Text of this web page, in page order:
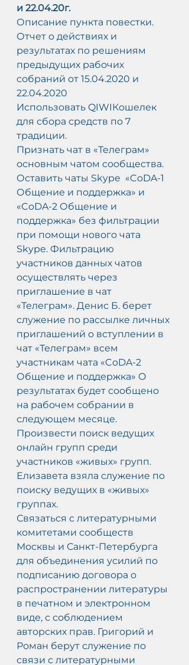
и 22.04.20г.
Описание пункта повестки.
Отчет о действиях и
результатах по решениям
предыдущих рабочих
собраний от 15.04.2020 и
22.04.2020
Использовать QIWIКошелек
для сбора средств по 7
традиции.
Признать чат в «Телеграм»
основным чатом сообщества.
Оставить чаты Skype  «CoDA-1
Общение и поддержка» и
«CoDA-2 Общение и
поддержка» без фильтрации
при помощи нового чата
Skype. Фильтрацию
участников данных чатов
осуществлять через
приглашение в чат
«Телеграм». Денис Б. берет
служение по рассылке личных
приглашений о вступлении в
чат «Телеграм» всем
участникам чата «CoDA-2
Общение и поддержка» О
результатах будет сообщено
на рабочем собрании в
следующем месяце.
Произвести поиск ведущих
онлайн групп среди
участников «живых» групп.
Елизавета взяла служение по
поиску ведущих в «живых»
группах.
Связаться с литературными
комитетами сообществ
Москвы и Санкт-Петербурга
для объединения усилий по
подписанию договора о
распространении литературы
в печатном и электронном
виде, с соблюдением
авторских прав. Григорий и
Роман берут служение по
связи с литературными